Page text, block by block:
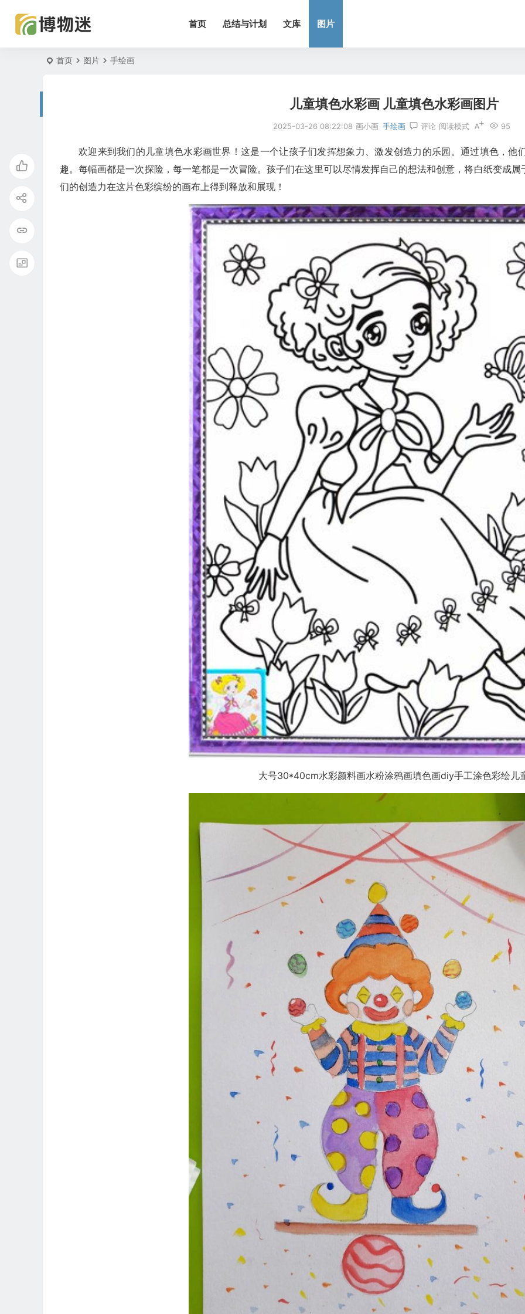
首页 总结与计划 文库 图片
首页 图片 手绘画
儿童填色水彩画 儿童填色水彩画图片
2025-03-26 08:22:08 画小画 手绘画 评论 95
阅读模式
欢迎来到我们的儿童填色水彩画世界！这是一个让孩子们发挥想象力、激发创造力的乐园。通过填色，他
趣。每幅画都是一次探险，每一笔都是一次冒险。孩子们在这里可以尽情发挥自己的想法和创意，将白纸变成
们的创造力在这片色彩缤纷的画布上得到释放和展现！
大号30*40cm水彩颜料画水粉涂鸦画填色画diy手工涂色彩绘儿